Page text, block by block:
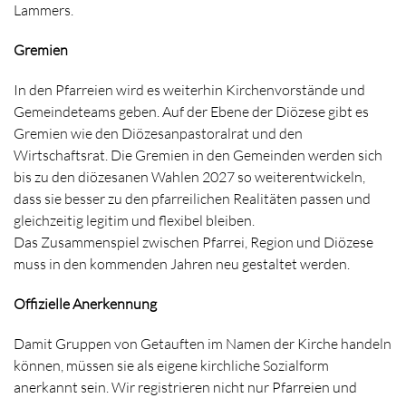
Lammers.
Gremien
In den Pfarreien wird es weiterhin Kirchenvorstände und
Gemeindeteams geben. Auf der Ebene der Diözese gibt es
Gremien wie den Diözesanpastoralrat und den
Wirtschaftsrat. Die Gremien in den Gemeinden werden sich
bis zu den diözesanen Wahlen 2027 so weiterentwickeln,
dass sie besser zu den pfarreilichen Realitäten passen und
gleichzeitig legitim und flexibel bleiben.
Das Zusammenspiel zwischen Pfarrei, Region und Diözese
muss in den kommenden Jahren neu gestaltet werden.
Offizielle Anerkennung
Damit Gruppen von Getauften im Namen der Kirche handeln
können, müssen sie als eigene kirchliche Sozialform
anerkannt sein. Wir registrieren nicht nur Pfarreien und